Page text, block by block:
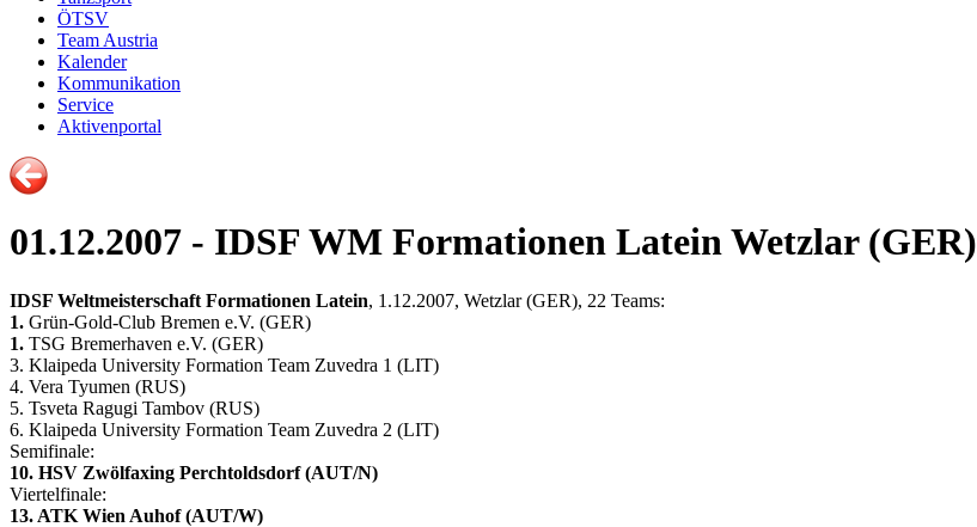
ÖTSV
Team Austria
Kalender
Kommunikation
Service
Aktivenportal
01.12.2007 - IDSF WM Formationen Latein Wetzlar (GER)
IDSF Weltmeisterschaft Formationen Latein, 1.12.2007, Wetzlar (GER), 22 Teams:
1. Grün-Gold-Club Bremen e.V. (GER)
1. TSG Bremerhaven e.V. (GER)
3. Klaipeda University Formation Team Zuvedra 1 (LIT)
4. Vera Tyumen (RUS)
5. Tsveta Ragugi Tambov (RUS)
6. Klaipeda University Formation Team Zuvedra 2 (LIT)
Semifinale:
10. HSV Zwölfaxing Perchtoldsdorf (AUT/N)
Viertelfinale:
13. ATK Wien Auhof (AUT/W)